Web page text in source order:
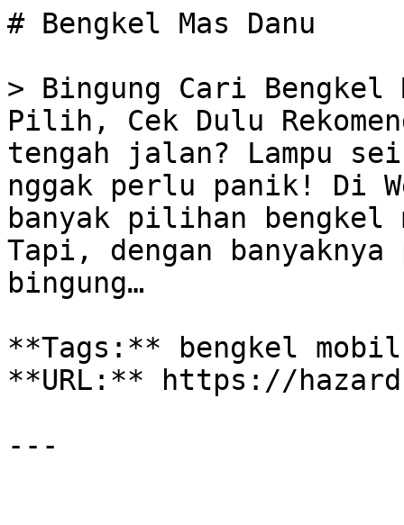
# Bengkel Mas Danu
> Bingung Cari
Pilih, Cek Dulu
tengah jalan? Lampu
nggak perlu panik! Di
banyak pilihan bengkel
Tapi, dengan
bingung…
**Tags:** bengkel
**URL:** https://
---